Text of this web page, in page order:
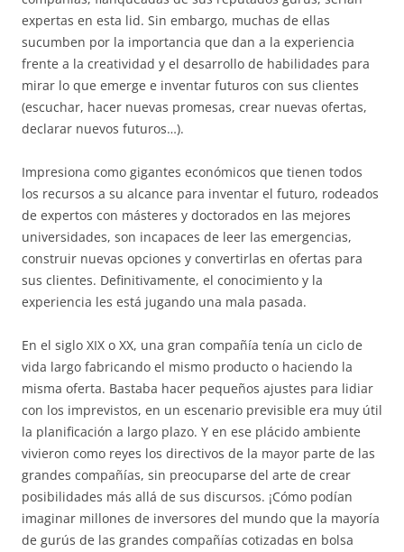
expertas en esta lid. Sin embargo, muchas de ellas
sucumben por la importancia que dan a la experiencia
frente a la creatividad y el desarrollo de habilidades para
mirar lo que emerge e inventar futuros con sus clientes
(escuchar, hacer nuevas promesas, crear nuevas ofertas,
declarar nuevos futuros…).
Impresiona como gigantes económicos que tienen todos
los recursos a su alcance para inventar el futuro, rodeados
de expertos con másteres y doctorados en las mejores
universidades, son incapaces de leer las emergencias,
construir nuevas opciones y convertirlas en ofertas para
sus clientes. Definitivamente, el conocimiento y la
experiencia les está jugando una mala pasada.
En el siglo XIX o XX, una gran compañía tenía un ciclo de
vida largo fabricando el mismo producto o haciendo la
misma oferta. Bastaba hacer pequeños ajustes para lidiar
con los imprevistos, en un escenario previsible era muy útil
la planificación a largo plazo. Y en ese plácido ambiente
vivieron como reyes los directivos de la mayor parte de las
grandes compañías, sin preocuparse del arte de crear
posibilidades más allá de sus discursos. ¡Cómo podían
imaginar millones de inversores del mundo que la mayoría
de gurús de las grandes compañías cotizadas en bolsa